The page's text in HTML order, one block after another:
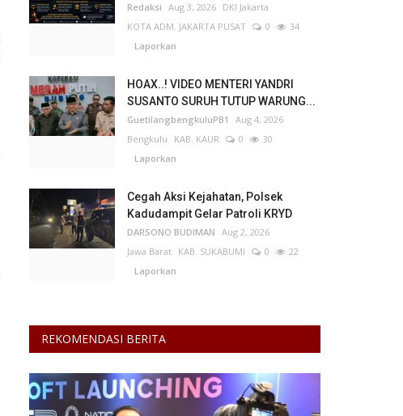
Redaksi Aug 3, 2026 DKI Jakarta
KOTA ADM. JAKARTA PUSAT
0
34
Laporkan
HOAX..! VIDEO MENTERI YANDRI
SUSANTO SURUH TUTUP WARUNG...
GuetilangbengkuluPB1
Aug 4, 2026
Bengkulu
KAB. KAUR 0
30
Laporkan
Cegah Aksi Kejahatan, Polsek
Kadudampit Gelar Patroli KRYD
DARSONO BUDIMAN Aug 2, 2026
Jawa Barat KAB. SUKABUMI 0
22
Laporkan
REKOMENDASI BERITA